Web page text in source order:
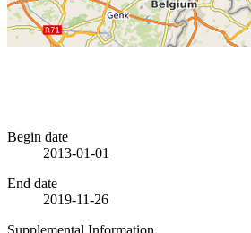
Begin date
2013-01-01
End date
2019-11-26
Supplemental Information